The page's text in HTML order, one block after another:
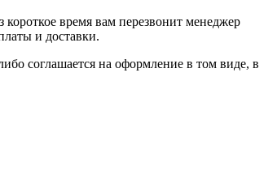
время вам перезвонит менеджер
и доставки.
соглашается на оформление в том виде, в